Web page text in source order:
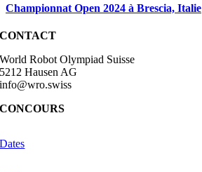
Championnat Open 2024 à Brescia, Italie
CONTACT
World Robot Olympiad Suisse
5212 Hausen AG
info@wro.swiss
CONCOURS
Dates